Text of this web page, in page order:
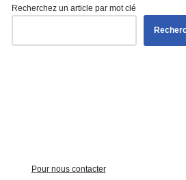
Recherchez un article par mot clé
Pour nous contacter